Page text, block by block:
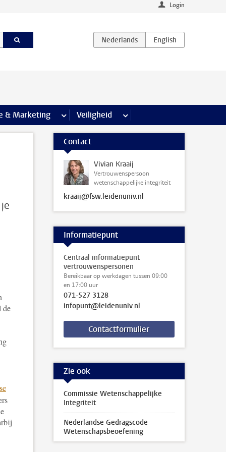
Login
& Marketing meer Communicatie & Marketing pagina’s
Veiligheid meer Veiligheid pagina’s
de
Contact
Vivian Kraaij
Vertrouwenspersoon
wetenschappelijke integriteit
kraaij@fsw.leidenuniv.nl
Informatiepunt
Centraal informatiepunt
vertrouwenspersonen
Bereikbaar op werkdagen tussen 09:00
en 17:00 uur
071-527 3128
infopunt@leidenuniv.nl
Contactformulier
Zie ook
Commissie Wetenschappelijke
Integriteit
Nederlandse Gedragscode
Wetenschapsbeoefening